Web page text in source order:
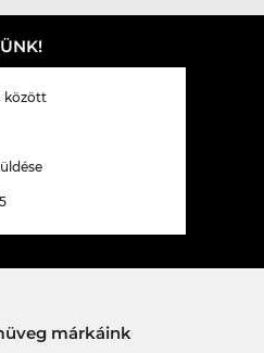
között
márkáink